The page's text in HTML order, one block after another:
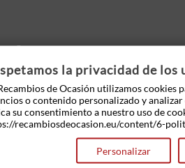
la privacidad de los
de Ocasión utilizamos cookies
o contenido personalizado y
su consentimiento a nuestro uso de
recambiosdeocasion.eu/content/6-
Personalizar